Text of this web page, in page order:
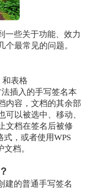
一些关于功能、效力
最常见的问题。
和表格
法插入的手写签名本
内容，文档的其余部
以被选中、移动、
文档在签名后被修
式，或者使用WPS
档。
建的普通手写签名